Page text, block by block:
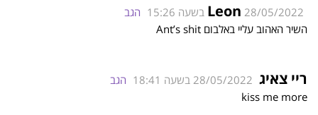
Leon 28/05/2022 בשעה 15:26
הגב
השיר האהוב עליי באלבום Ant’s shit
ריי צאיג 28/05/2022 בשעה 18:41
הגב
kiss me more